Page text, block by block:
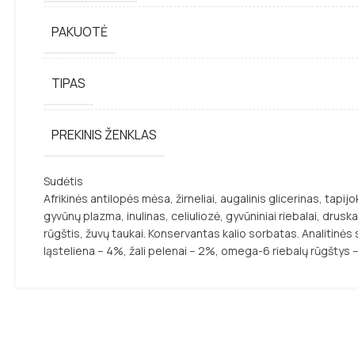
PAKUOTĖ
TIPAS
PREKINIS ŽENKLAS
Sudėtis
Afrikinės antilopės mėsa, žirneliai, augalinis glicerinas,
gyvūnų plazma, inulinas, celiuliozė, gyvūniniai riebalai,
rūgštis, žuvų taukai. Konservantas kalio sorbatas.
ląsteliena – 4%, žali pelenai – 2%, omega-6 riebalų rūgštys